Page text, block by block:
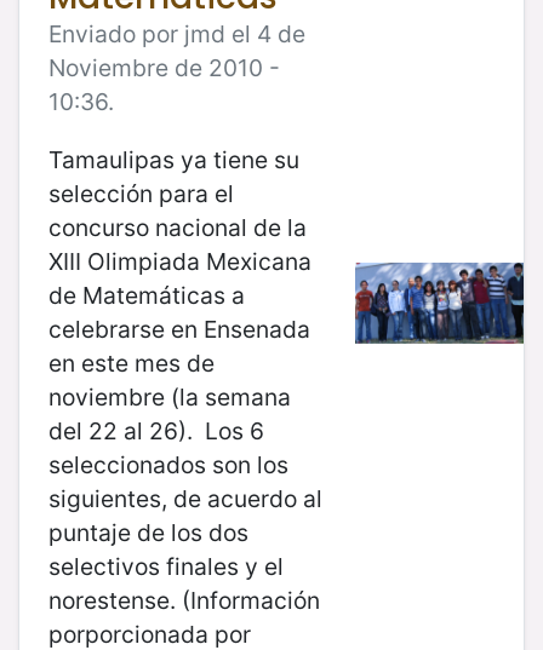
Enviado por jmd el 4 de
Noviembre de 2010 -
10:36.
Tamaulipas ya tiene su
selección para el
concurso nacional de la
XIII Olimpiada Mexicana
de Matemáticas a
celebrarse en Ensenada
en este mes de
noviembre (la semana
del 22 al 26). Los 6
seleccionados son los
siguientes, de acuerdo al
puntaje de los dos
selectivos finales y el
norestense. (Información
porporcionada por